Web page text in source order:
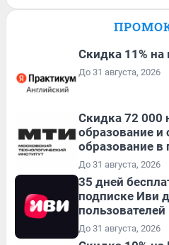
Скидка 11% на
До 31 августа, 2026
Скидка 72 000
образование и
образование в
До 31 августа, 2026
35 дней
подписке Иви
пользователей
До 31 августа, 2026